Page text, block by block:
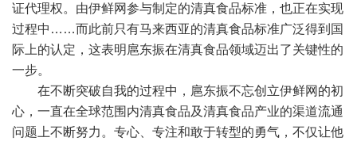
证代理权。由伊鲜网参与制定的清真食品标准，也正在实现
过程中……而此前只有马来西亚的清真食品标准广泛得到国
际上的认定，这表明扈东振在清真食品领域迈出了关键性的
一步。
在不断突破自我的过程中，扈东振不忘创立伊鲜网的初
心，一直在全球范围内清真食品及清真食品产业的渠道流通
问题上不断努力。专心、专注和敢于转型的勇气，不仅让他